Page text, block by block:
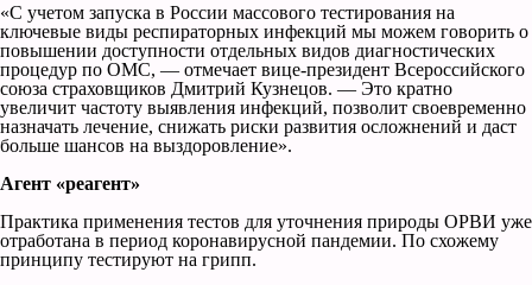
«С учетом запуска в России массового тестирования на
ключевые виды респираторных инфекций мы можем говорить о
повышении доступности отдельных видов диагностических
процедур по ОМС, — отмечает вице-президент Всероссийского
союза страховщиков Дмитрий Кузнецов. — Это кратно
увеличит частоту выявления инфекций, позволит своевременно
назначать лечение, снижать риски развития осложнений и даст
больше шансов на выздоровление».
Агент «реагент»
Практика применения тестов для уточнения природы ОРВИ уже
отработана в период коронавирусной пандемии. По схожему
принципу тестируют на грипп.